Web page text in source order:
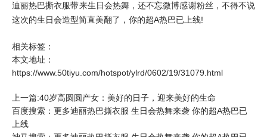
迪丽热巴撕衣服带来生日会热舞，还不忘微博感谢粉丝，不得不说
这次的生日会造型简直美翻了，你的超A热巴已上线!
相关标签：
本文地址：
https://www.50tiyu.com/hotspot/ylrd/0602/19/31079.html
上一篇:40岁高圆圆产女：美好的日子，迎来美好的生命
百度搜索：更多迪丽热巴撕衣服 生日会热舞来袭 你的超A热巴已
上线